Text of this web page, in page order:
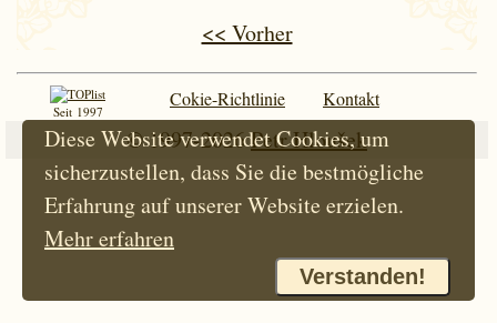
<< Vorher
Seit 1997
Cokie-Richtlinie Kontakt
© 1997-2026Petr Hloušek
Diese Website verwendet Cookies, um
sicherzustellen, dass Sie die bestmögliche
Erfahrung auf unserer Website erzielen.
Mehr erfahren
Verstanden!